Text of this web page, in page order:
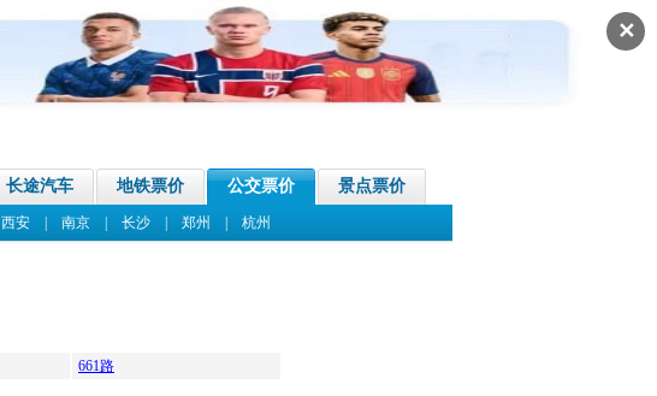
✕
长途汽车 地铁票价 公交票价 景点票价
西安| 南京| 长沙| 郑州
杭州
661路